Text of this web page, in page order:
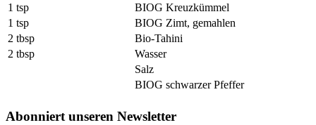
1 tsp
BIOG Kreuzkümmel
1 tsp
BIOG Zimt, gemahlen
2 tbsp
Bio-Tahini
2 tbsp
Wasser
Salz
BIOG schwarzer Pfeffer
Abonniert unseren Newsletter